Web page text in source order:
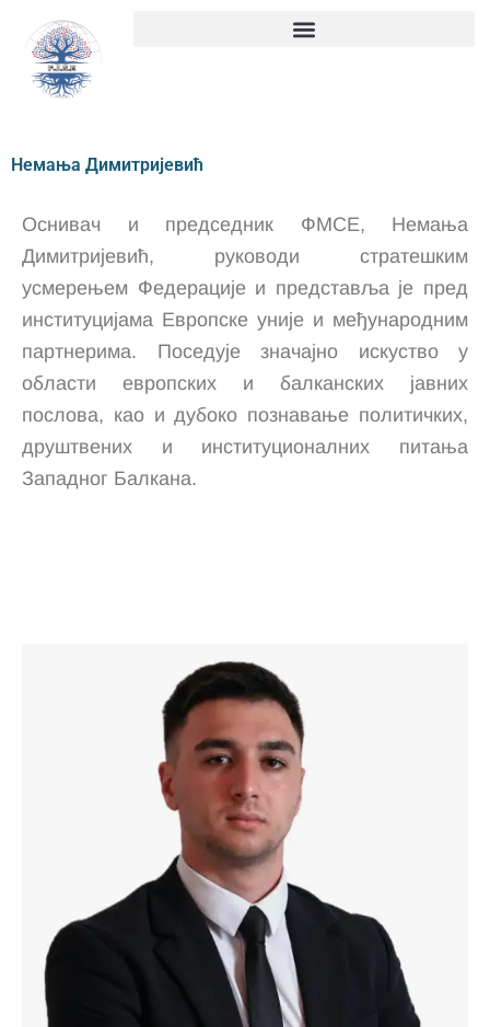
садржај
Немања Димитријевић
Оснивач и председник ФМСЕ, Немања
Димитријевић, руководи стратешким
усмерењем Федерације и представља је пред
институцијама Европске уније и међународним
партнерима. Поседује значајно искуство у
области европских и балканских јавних
послова, као и дубоко познавање политичких,
друштвених и институционалних питања
Западног Балкана.